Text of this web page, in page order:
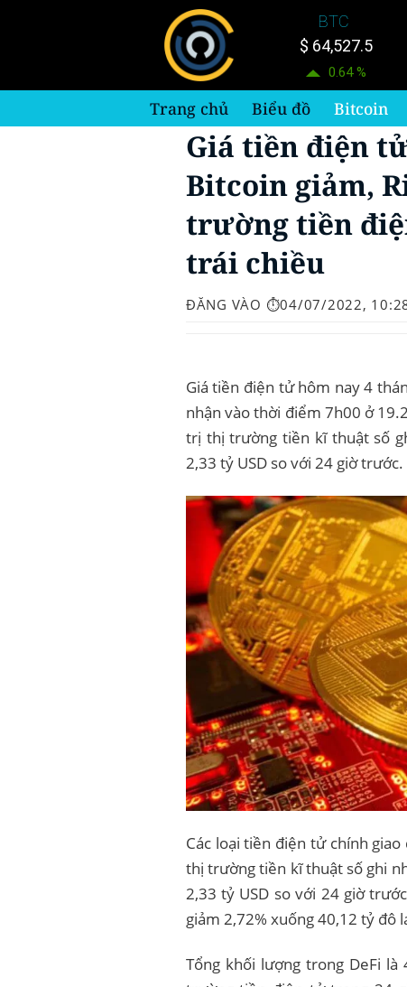
BTC
$ 64,527.5
0.64 %
Trang chủ Biểu đồ Bitcoin
Giá tiền điện
Bitcoin giảm,
trường tiền
trái chiều
ĐĂNG VÀO ⏱️04/07/2022,
Giá tiền điện tử hôm nay 4
nhận vào thời điểm 7h00 ở
trị thị trường tiền kĩ thuật số
2,33 tỷ USD so với 24 giờ trước.
Các loại tiền điện tử chính
thị trường tiền kĩ thuật số ghi
2,33 tỷ USD so với 24 giờ
giảm 2,72% xuống 40,12 tỷ đô
Tổng khối lượng trong DeFi